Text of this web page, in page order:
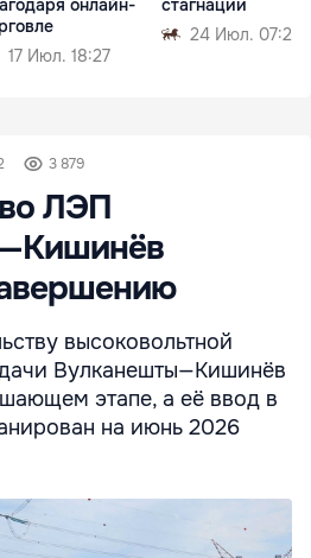
онлайн-
17 Июл. 18:27
стагнации
24 Июл. 07:27
3 879
ЛЭП
высоковольтной
Вулканешты—Кишинёв
этапе, а её ввод в
на июнь 2026